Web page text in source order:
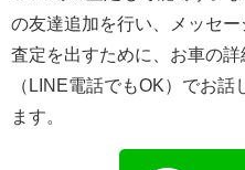
の友達追加を行い、メッセ
査定を出すために、お車の
（LINE電話でもOK）でお
ます。